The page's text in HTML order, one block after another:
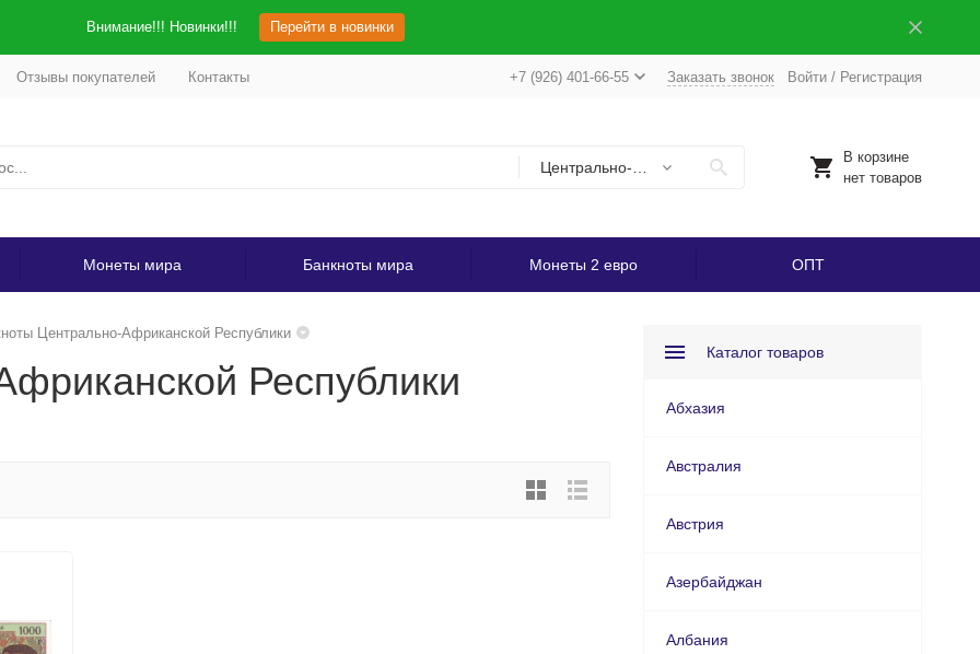
Внимание!!! Новинки!!! Перейти в новинки
Отзывы покупателей Контакты +7 (926) 401-66-55 Заказать звонок Войти/ Регистрация
В корзине
нет товаров
Монеты мира Банкноты мира Монеты 2 евро ОПТ
Центрально-Африканской Республики
Республики
Каталог товаров
Абхазия
Австралия
Австрия
Азербайджан
Албания